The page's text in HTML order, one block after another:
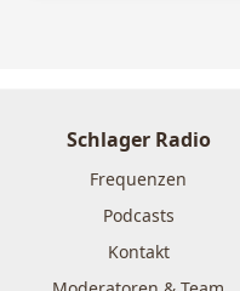
Schlager Radio
Frequenzen
Podcasts
Kontakt